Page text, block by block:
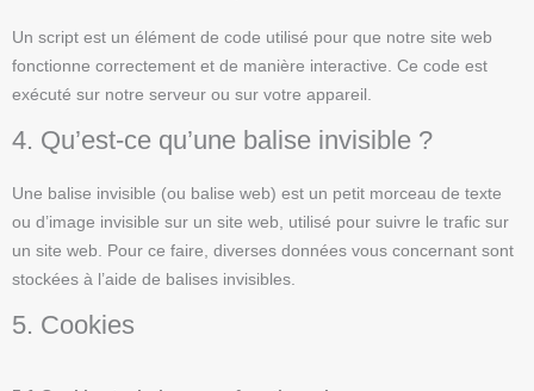
Un script est un élément de code utilisé pour que notre site web
fonctionne correctement et de manière interactive. Ce code est
exécuté sur notre serveur ou sur votre appareil.
4. Qu’est-ce qu’une balise invisible ?
Une balise invisible (ou balise web) est un petit morceau de texte
ou d’image invisible sur un site web, utilisé pour suivre le trafic sur
un site web. Pour ce faire, diverses données vous concernant sont
stockées à l’aide de balises invisibles.
5. Cookies